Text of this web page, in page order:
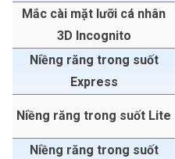
Mắc cài mặt lưỡi cá nhân
3D Incognito
Niềng răng trong suốt
Express
Niềng răng trong suốt Lite
Niềng răng trong suốt